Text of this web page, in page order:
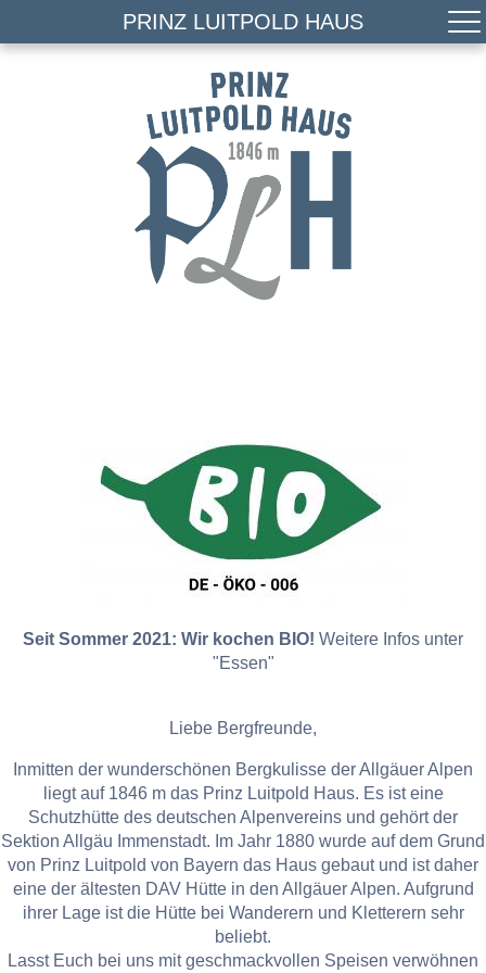
PRINZ LUITPOLD HAUS
Seit Sommer 2021: Wir kochen BIO! Weitere Infos unter
"Essen"
Liebe Bergfreunde,
Inmitten der wunderschönen Bergkulisse der Allgäuer Alpen
liegt auf 1846 m das Prinz Luitpold Haus. Es ist eine
Schutzhütte des deutschen Alpenvereins und gehört der
Sektion Allgäu Immenstadt. Im Jahr 1880 wurde auf dem Grund
von Prinz Luitpold von Bayern das Haus gebaut und ist daher
eine der ältesten DAV Hütte in den Allgäuer Alpen. Aufgrund
ihrer Lage ist die Hütte bei Wanderern und Kletterern sehr
beliebt.
Lasst Euch bei uns mit geschmackvollen Speisen verwöhnen